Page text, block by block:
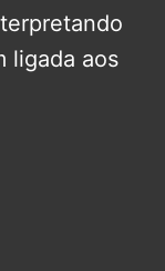
ligada aos